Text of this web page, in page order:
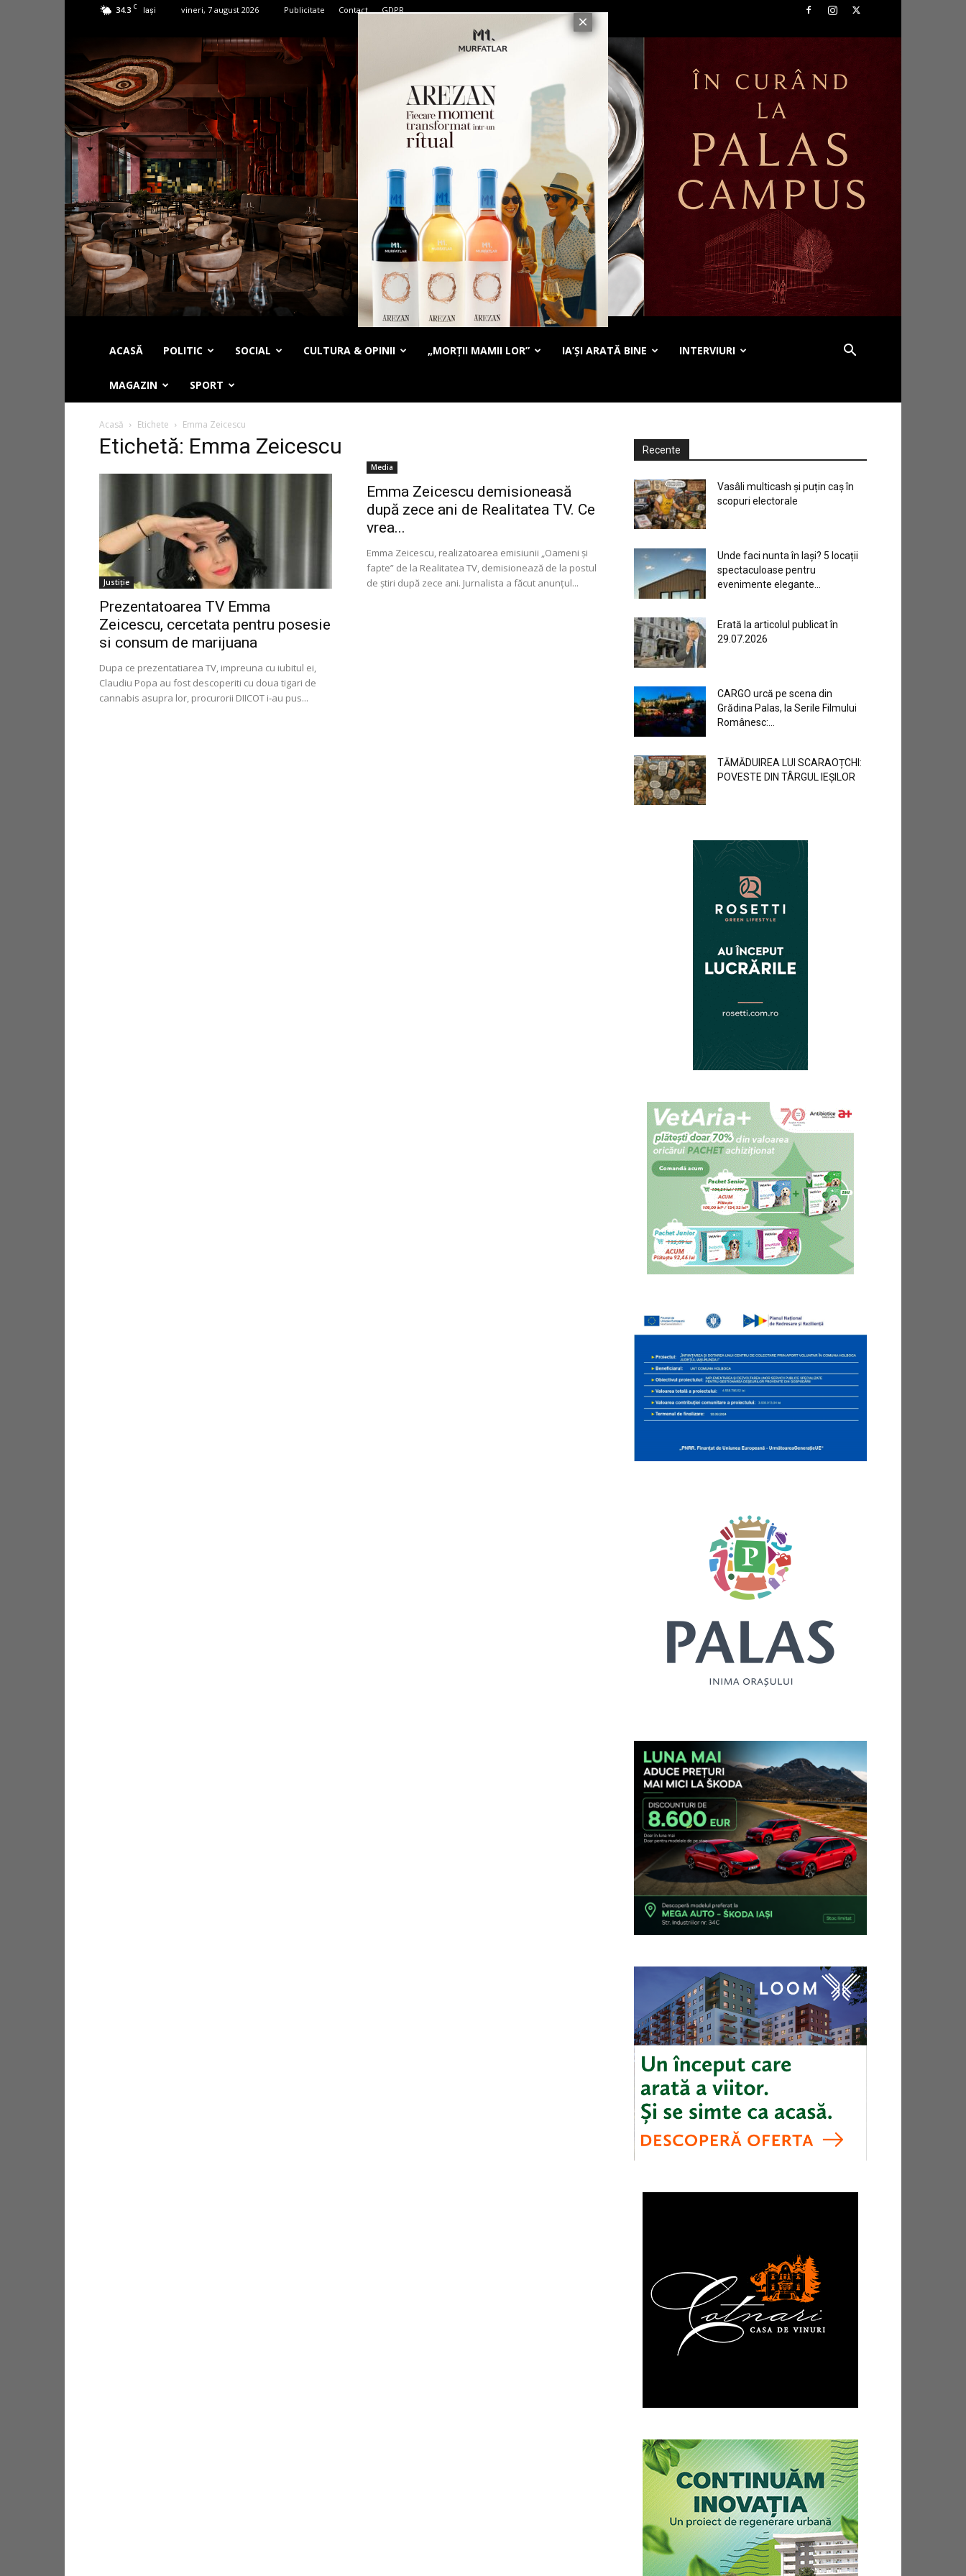
34.3 C Iași vineri, 7 august 2026 Publicitate Contact GDPR
ACASĂ POLITIC SOCIAL CULTURA & OPINII „MORȚII MAMII LOR” IA’ȘI ARATĂ BINE INTERVIURI
MAGAZIN SPORT
Acasă Etichete Emma Zeicescu
Etichetă: Emma Zeicescu
Justiție
Prezentatoarea TV Emma
Zeicescu, cercetata pentru posesie
si consum de marijuana
Dupa ce prezentatiarea TV, impreuna cu iubitul ei,
Claudiu Popa au fost descoperiti cu doua tigari de
cannabis asupra lor, procurorii DIICOT i-au pus...
Media
Emma Zeicescu demisioneasă
după zece ani de Realitatea TV. Ce
vrea...
Emma Zeicescu, realizatoarea emisiunii „Oameni și
fapte” de la Realitatea TV, demisionează de la postul
de știri după zece ani. Jurnalista a făcut anunțul...
Recente
Vasâli multicash și puțin caș în
scopuri electorale
Unde faci nunta în Iași? 5 locații
spectaculoase pentru
evenimente elegante...
Erată la articolul publicat în
29.07.2026
CARGO urcă pe scena din
Grădina Palas, la Serile Filmului
Românesc:...
TĂMĂDUIREA LUI SCARAOȚCHI:
POVESTE DIN TÂRGUL IEȘILOR